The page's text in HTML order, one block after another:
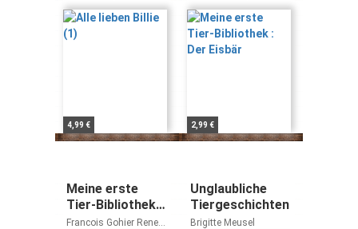
4,99 € 2,99 €
Meine erste
Tier-Bibliothek,
Der Delfin
Francois Gohier Renee
Unglaubliche
Tiergeschichten
Brigitte Meusel